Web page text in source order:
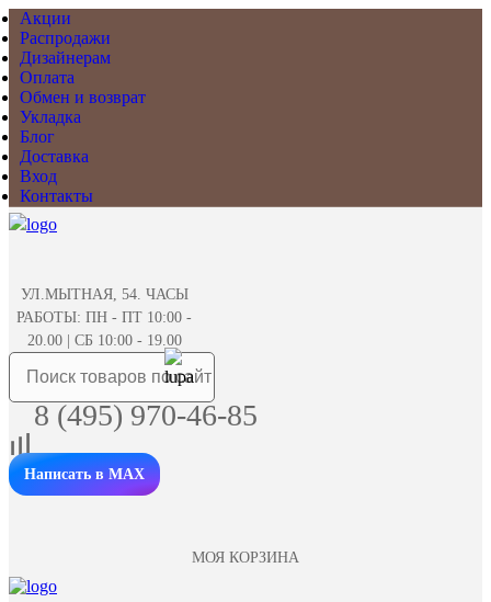
Акции
Распродажи
Дизайнерам
Оплата
Обмен и возврат
Укладка
Блог
Доставка
Вход
Контакты
УЛ.МЫТНАЯ, 54. ЧАСЫ
РАБОТЫ: ПН - ПТ 10:00 -
20.00 | СБ 10:00 - 19.00
8 (495) 970-46-85
Написать в MAX
МОЯ КОРЗИНА